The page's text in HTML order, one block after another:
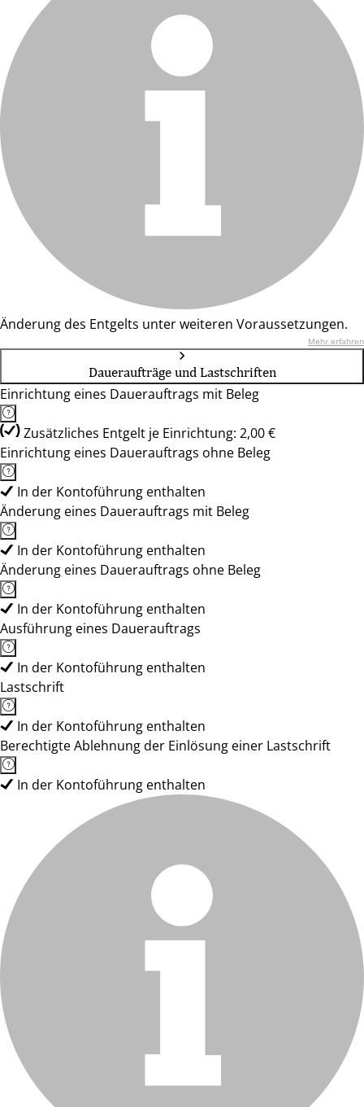
Änderung des Entgelts unter weiteren Voraussetzungen.
Mehr erfahren
Daueraufträge und Lastschriften
Einrichtung eines Dauerauftrags mit Beleg
Zusätzliches Entgelt je Einrichtung: 2,00 €
Einrichtung eines Dauerauftrags ohne Beleg
In der Kontoführung enthalten
Änderung eines Dauerauftrags mit Beleg
In der Kontoführung enthalten
Änderung eines Dauerauftrags ohne Beleg
In der Kontoführung enthalten
Ausführung eines Dauerauftrags
In der Kontoführung enthalten
Lastschrift
In der Kontoführung enthalten
Berechtigte Ablehnung der Einlösung einer Lastschrift
In der Kontoführung enthalten